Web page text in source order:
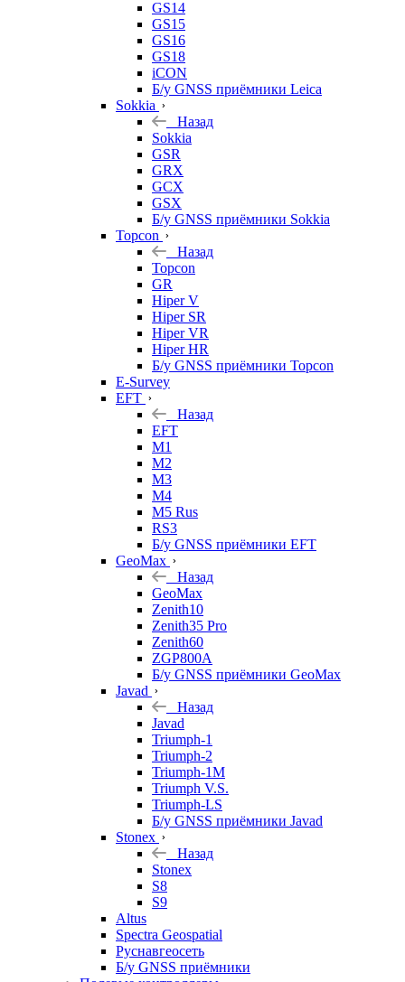
GS14
GS15
GS16
GS18
iCON
Б/у GNSS приёмники Leica
Sokkia
Назад
Sokkia
GSR
GRX
GCX
GSX
Б/у GNSS приёмники Sokkia
Topcon
Назад
Topcon
GR
Hiper V
Hiper SR
Hiper VR
Hiper HR
Б/у GNSS приёмники Topcon
E-Survey
EFT
Назад
EFT
M1
M2
M3
M4
M5 Rus
RS3
Б/у GNSS приёмники EFT
GeoMax
Назад
GeoMax
Zenith10
Zenith35 Pro
Zenith60
ZGP800A
Б/у GNSS приёмники GeoMax
Javad
Назад
Javad
Triumph-1
Triumph-2
Triumph-1M
Triumph V.S.
Triumph-LS
Б/у GNSS приёмники Javad
Stonex
Назад
Stonex
S8
S9
Altus
Spectra Geospatial
Руснавгеосеть
Б/у GNSS приёмники